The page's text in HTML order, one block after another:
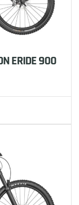
ERIDE 900